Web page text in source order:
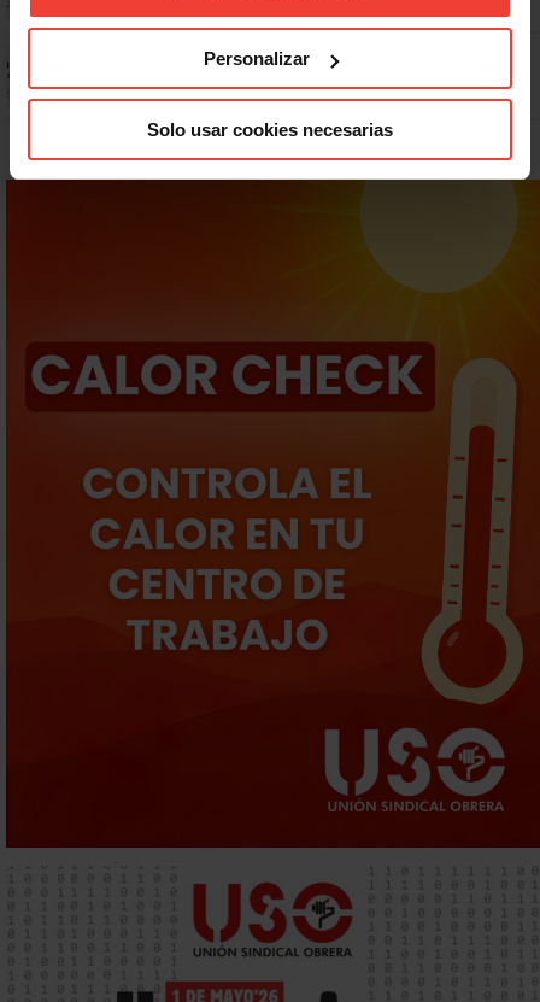
Personalizar
Solo usar cookies necesarias
Prepara gratis con USO las oposiciones a AGE, Seguridad Social y